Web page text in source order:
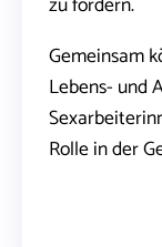
Gemeinsam
Lebens- und
Rolle in der